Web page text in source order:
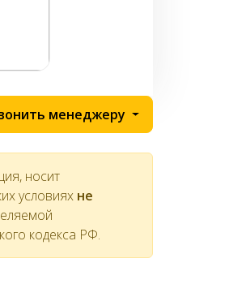
менеджеру
носит
условиях не
кодекса РФ.